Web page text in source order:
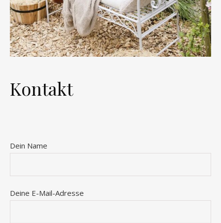
Kontakt
Dein Name
Deine E-Mail-Adresse